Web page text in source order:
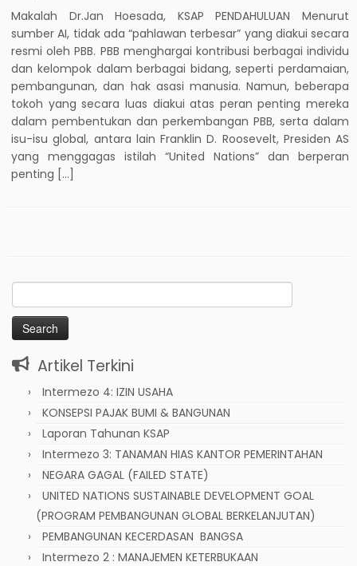
Makalah Dr.Jan Hoesada, KSAP PENDAHULUAN Menurut
sumber AI, tidak ada “pahlawan terbesar” yang diakui secara
resmi oleh PBB. PBB menghargai kontribusi berbagai individu
dan kelompok dalam berbagai bidang, seperti perdamaian,
pembangunan, dan hak asasi manusia. Namun, beberapa
tokoh yang secara luas diakui atas peran penting mereka
dalam pembentukan dan perkembangan PBB, serta dalam
isu-isu global, antara lain Franklin D. Roosevelt, Presiden AS
yang menggagas istilah “United Nations” dan berperan
penting […]
Search
for:
Artikel Terkini
Intermezo 4: IZIN USAHA
KONSEPSI PAJAK BUMI & BANGUNAN
Laporan Tahunan KSAP
Intermezo 3: TANAMAN HIAS KANTOR PEMERINTAHAN
NEGARA GAGAL (FAILED STATE)
UNITED NATIONS SUSTAINABLE DEVELOPMENT GOAL
(PROGRAM PEMBANGUNAN GLOBAL BERKELANJUTAN)
PEMBANGUNAN KECERDASAN BANGSA
Intermezo 2 : MANAJEMEN KETERBUKAAN